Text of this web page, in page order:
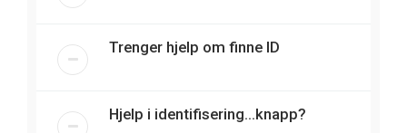
Trenger hjelp om finne ID
Hjelp i identifisering...knapp?